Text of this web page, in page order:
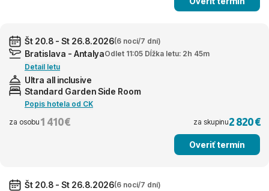
Št 20.8 - St 26.8.2026(6 nocí/7 dní)
Bratislava - AntalyaOdlet 11:05 Dĺžka letu: 2h 45m
Detail letu
Ultra all inclusive
Standard Garden Side Room
Popis hotela od CK
za osobu 1 410 € za skupinu2 820 €
Overiť termín
Št 20.8 - St 26.8.2026(6 nocí/7 dní)